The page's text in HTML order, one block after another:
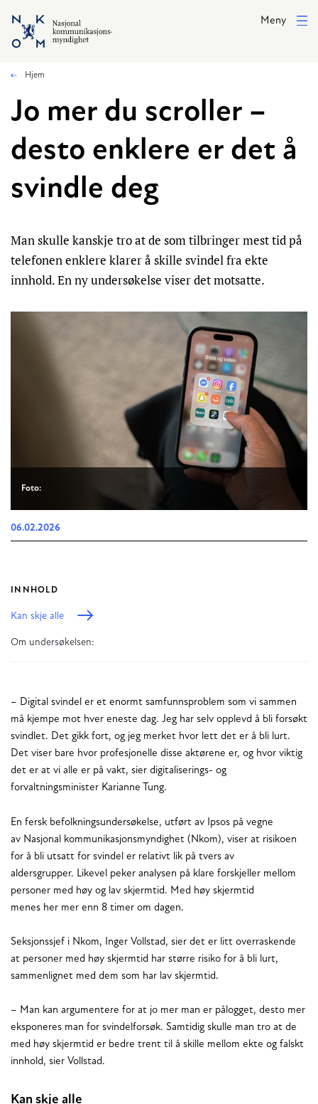
Hopp til hovedinnhold
Meny
Hjem
Jo mer du scroller –
desto enklere er det å
svindle deg
Man skulle kanskje tro at de som tilbringer mest tid på
telefonen enklere klarer å skille svindel fra ekte
innhold. En ny undersøkelse viser det motsatte.
Foto:
06.02.2026
INNHOLD
Kan skje alle
Om undersøkelsen:
– Digital svindel er et enormt samfunnsproblem som vi sammen
må kjempe mot hver eneste dag. Jeg har selv opplevd å bli forsøkt
svindlet. Det gikk fort, og jeg merket hvor lett det er å bli lurt.
Det viser bare hvor profesjonelle disse aktørene er, og hvor viktig
det er at vi alle er på vakt, sier digitaliserings- og
forvaltningsminister Karianne Tung.
En fersk befolkningsundersøkelse, utført av Ipsos på vegne
av Nasjonal kommunikasjonsmyndighet (Nkom), viser at risikoen
for å bli utsatt for svindel er relativt lik på tvers av
aldersgrupper. Likevel peker analysen på klare forskjeller mellom
personer med høy og lav skjermtid. Med høy skjermtid
menes her mer enn 8 timer om dagen.
Seksjonssjef i Nkom, Inger Vollstad, sier det er litt overraskende
at personer med høy skjermtid har større risiko for å bli lurt,
sammenlignet med dem som har lav skjermtid.
– Man kan argumentere for at jo mer man er pålogget, desto mer
eksponeres man for svindelforsøk. Samtidig skulle man tro at de
med høy skjermtid er bedre trent til å skille mellom ekte og falskt
innhold, sier Vollstad.
Kan skje alle